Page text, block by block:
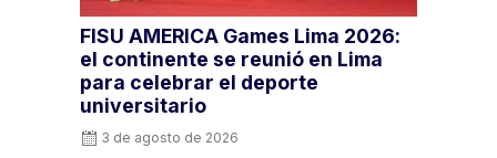
FISU AMERICA Games Lima 2026:
el continente se reunió en Lima
para celebrar el deporte
universitario
3 de agosto de 2026